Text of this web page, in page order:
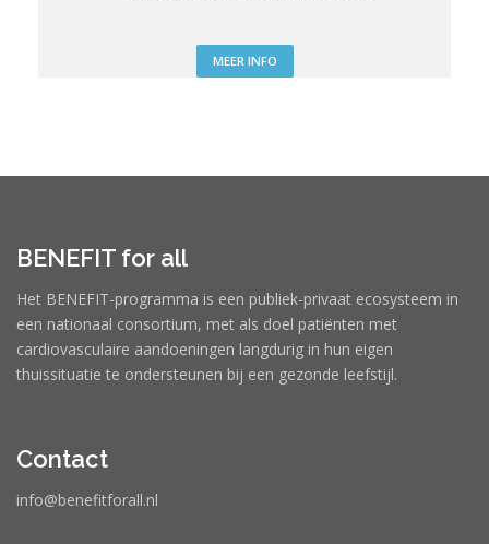
MEER INFO
BENEFIT for all
Het BENEFIT-programma is een publiek-privaat ecosysteem in
een nationaal consortium, met als doel patiënten met
cardiovasculaire aandoeningen langdurig in hun eigen
thuissituatie te ondersteunen bij een gezonde leefstijl.
Contact
info@benefitforall.nl